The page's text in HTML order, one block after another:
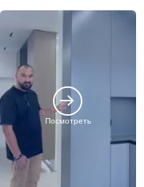
Посмотреть